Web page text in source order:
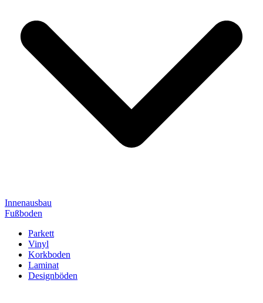
Innenausbau
Fußboden
Parkett
Vinyl
Korkboden
Laminat
Designböden